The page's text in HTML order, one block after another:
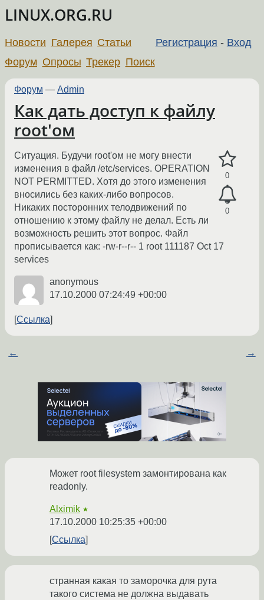
LINUX.ORG.RU
Регистрация - Вход
Новости Галерея Статьи
Форум Опросы Трекер Поиск
Форум — Admin
Как дать доступ к файлу
root'ом
0
0
Ситуация. Будучи root'ом не могу внести
изменения в файл /etc/services. OPERATION
NOT PERMITTED. Хотя до этого изменения
вносились без каких-либо вопросов.
Никаких посторонних телодвижений по
отношению к этому файлу не делал. Есть ли
возможность решить этот вопрос. Файл
прописывается как: -rw-r--r-- 1 root 111187 Oct 17
services
anonymous
17.10.2000 07:24:49 +00:00
Ссылка
← →
Может root filesystem замонтирована как
readonly.
Alximik ★
17.10.2000 10:25:35 +00:00
Ссылка
странная какая то заморочка для рута
такого система не должна выдавать